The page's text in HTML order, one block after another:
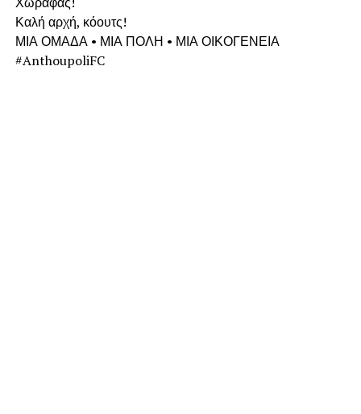
Καλή αρχή, κόουτς!
ΜΙΑ ΟΜΑΔΑ • ΜΙΑ ΠΟΛΗ • ΜΙΑ ΟΙΚΟΓΕΝΕΙΑ
#AnthoupoliFC